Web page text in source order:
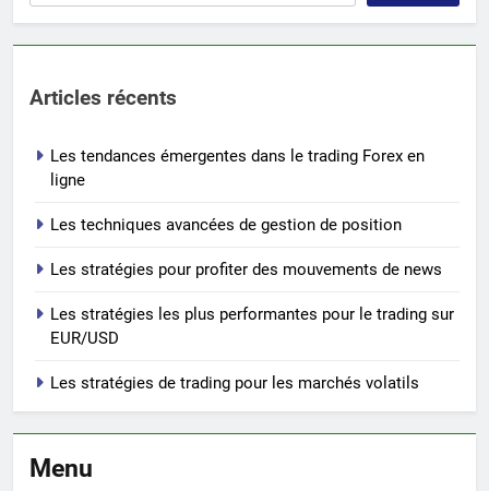
Articles récents
Les tendances émergentes dans le trading Forex en
ligne
Les techniques avancées de gestion de position
Les stratégies pour profiter des mouvements de news
Les stratégies les plus performantes pour le trading sur
EUR/USD
Les stratégies de trading pour les marchés volatils
Menu